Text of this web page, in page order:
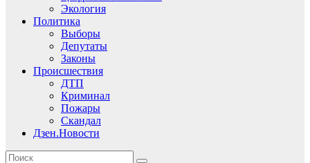
Экология
Политика
Выборы
Депутаты
Законы
Происшествия
ДТП
Криминал
Пожары
Скандал
Дзен.Новости